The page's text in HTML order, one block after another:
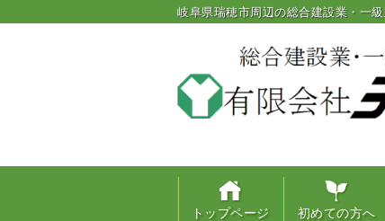
岐阜県瑞穂市周辺の総合建設業・一
トップページ 初めての方へ